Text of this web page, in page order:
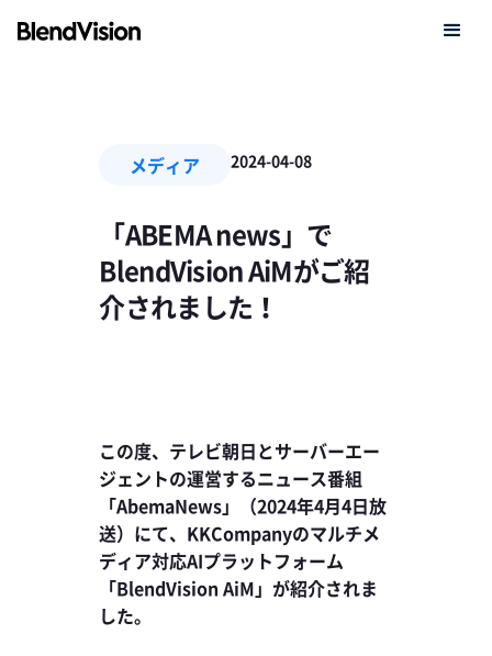
メディア 2024-04-08
「ABEMA news」で
BlendVision AiMがご紹
介されました！
この度、テレビ朝日とサーバーエー
ジェントの運営するニュース番組
「AbemaNews」（2024年4月4日放
送）にて、KKCompanyのマルチメ
ディア対応AIプラットフォーム
「BlendVision AiM」が紹介されま
した。